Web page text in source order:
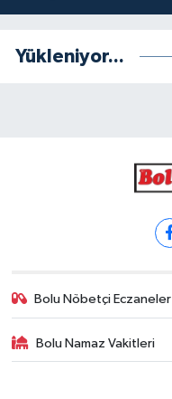
Yükleniyor...
Bolu Nöbetçi Eczaneler
Bolu Namaz Vakitleri